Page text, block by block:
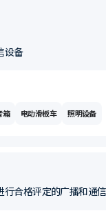
设备
箱 电动滑板车 照明设备
合格评定的广播和通